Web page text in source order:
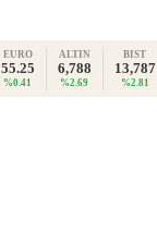
EURO
55.25
%0.41
ALTIN
6,788
%2.69
BIST
13,787
%2.81